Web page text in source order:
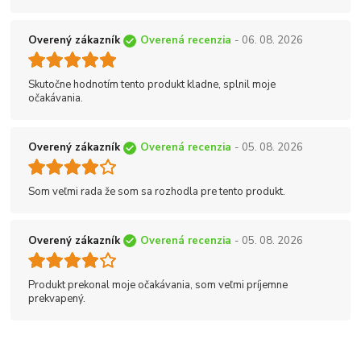
Overený zákazník Overená recenzia - 06. 08. 2026
Skutočne hodnotím tento produkt kladne, splnil moje
očakávania.
Overený zákazník Overená recenzia - 05. 08. 2026
Som veľmi rada že som sa rozhodla pre tento produkt.
Overený zákazník Overená recenzia - 05. 08. 2026
Produkt prekonal moje očakávania, som veľmi príjemne
prekvapený.